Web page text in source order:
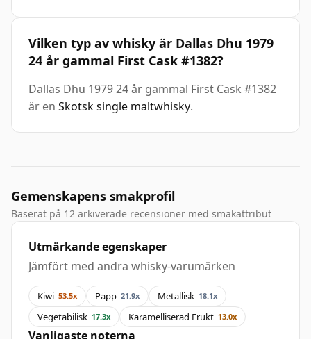
Vilken typ av whisky är Dallas Dhu 1979
24 år gammal First Cask #1382?
Dallas Dhu 1979 24 år gammal First Cask #1382
är en Skotsk single maltwhisky.
Gemenskapens smakprofil
Baserat på 12 arkiverade recensioner med smakattribut
Utmärkande egenskaper
Jämfört med andra whisky-varumärken
Kiwi 53.5x Papp 21.9x Metallisk 18.1x
Vegetabilisk 17.3x Karamelliserad Frukt 13.0x
Vanligaste noterna